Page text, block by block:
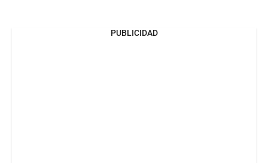
PUBLICIDAD